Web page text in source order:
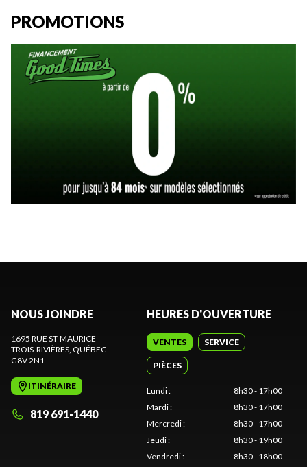
PROMOTIONS
NOUS JOINDRE
1695 RUE ST-MAURICE
TROIS-RIVIÈRES, QUÉBEC
G8V 2N1
ITINÉRAIRE
819 691-1440
HEURES D'OUVERTURE
VENTES SERVICE
PIÈCES
Lundi:
8h30 - 17h00
Mardi:
8h30 - 17h00
Mercredi:
8h30 - 17h00
Jeudi:
8h30 - 19h00
Vendredi:
8h30 - 18h00